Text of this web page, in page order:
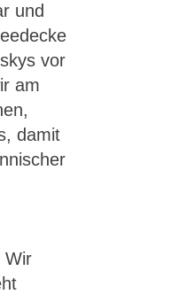
und
vor
am
damit
Wir